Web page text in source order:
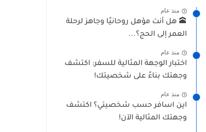
منذ عام
🕋 هل أنت مؤهل روحانيًا وجاهز لرحلة
العمر إلى الحج؟...
منذ عام
اختبار الوجهة المثالية للسفر: اكتشف
وجهتك بناءً على شخصيتك!
منذ عام
اين اسافر حسب شخصيتي؟ اكتشف
وجهتك المثالية الآن!